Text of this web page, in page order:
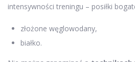
intensywności treningu – posiłki
złożone węglowodany,
białko.